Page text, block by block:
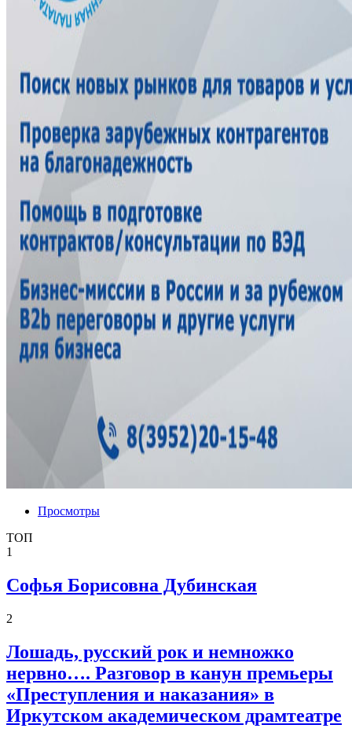
Просмотры
ТОП
1
Софья Борисовна Дубинская
2
Лошадь, русский рок и немножко
нервно…. Разговор в канун премьеры
«Преступления и наказания» в
Иркутском академическом драмтеатре